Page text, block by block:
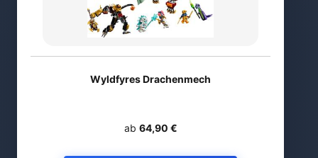
Wyldfyres Drachenmech
ab 64,90 €